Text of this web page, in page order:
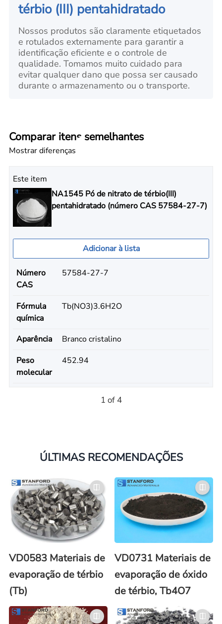
térbio (III) pentahidratado
Nossos produtos são claramente etiquetados
e rotulados externamente para garantir a
identificação eficiente e o controle de
qualidade. Tomamos muito cuidado para
evitar qualquer dano que possa ser causado
durante o armazenamento ou o transporte.
Comparar itens semelhantes
Mostrar diferenças
Este item
NA1545 Pó de nitrato de térbio(III)
pentahidratado (número CAS 57584-27-7)
Adicionar à lista
Número
CAS
57584-27-7
Fórmula
química
Tb(NO3)3.6H2O
Aparência
Branco cristalino
Peso
molecular
452.94
1 of 4
ÚLTIMAS RECOMENDAÇÕES
VD0583 Materiais de
evaporação de térbio
(Tb)
VD0731 Materiais de
evaporação de óxido
de térbio, Tb4O7